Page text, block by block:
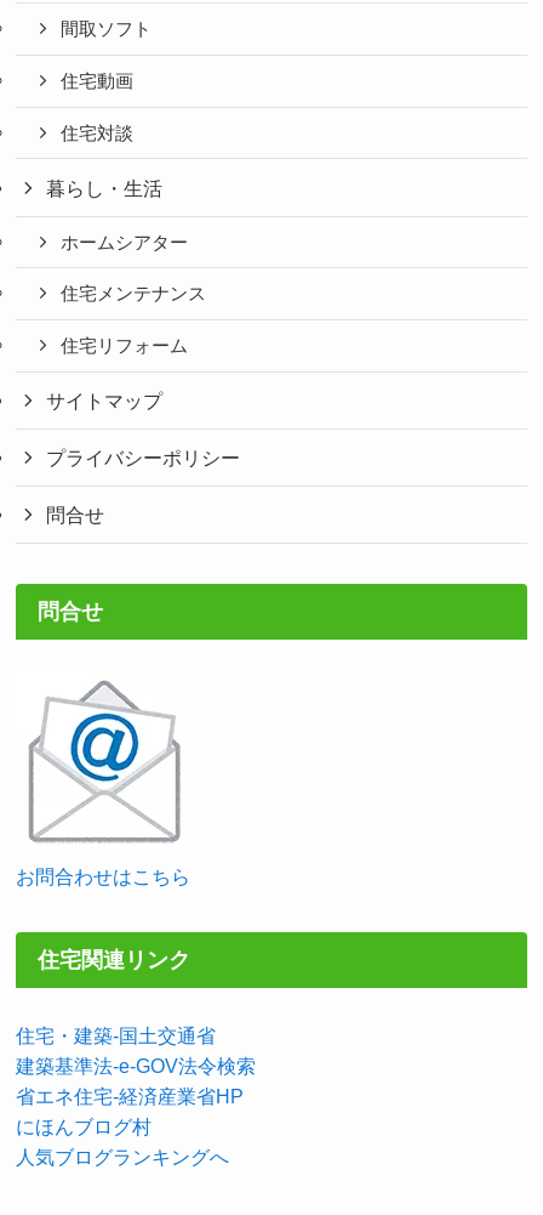
間取ソフト
住宅動画
住宅対談
暮らし・生活
ホームシアター
住宅メンテナンス
住宅リフォーム
サイトマップ
プライバシーポリシー
問合せ
問合せ
お問合わせはこちら
住宅関連リンク
住宅・建築-国土交通省
建築基準法-e-GOV法令検索
省エネ住宅-経済産業省HP
にほんブログ村
人気ブログランキングへ